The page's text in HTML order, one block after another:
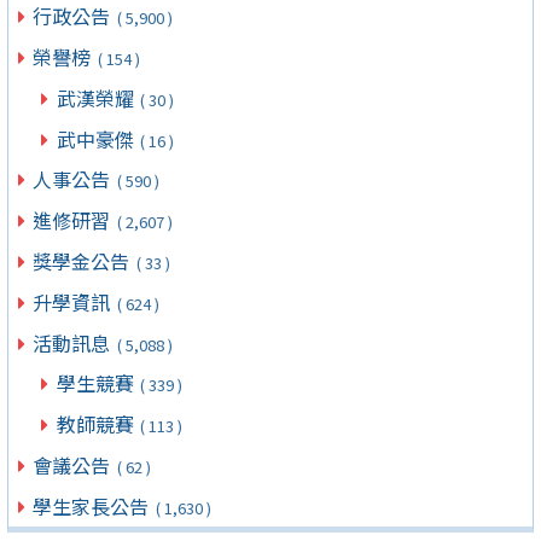
行政公告 ( 5,900 )
榮譽榜 ( 154 )
武漢榮耀 ( 30 )
武中豪傑 ( 16 )
人事公告 ( 590 )
進修研習 ( 2,607 )
獎學金公告 ( 33 )
升學資訊 ( 624 )
活動訊息 ( 5,088 )
學生競賽 ( 339 )
教師競賽 ( 113 )
會議公告 ( 62 )
學生家長公告 ( 1,630 )